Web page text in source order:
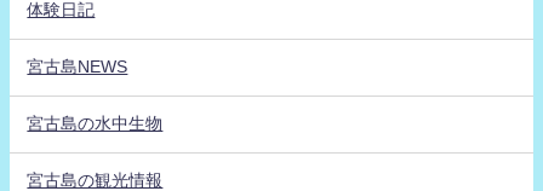
体験日記
宮古島NEWS
宮古島の水中生物
宮古島の観光情報